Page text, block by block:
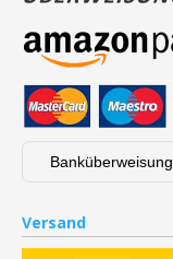
Banküberweisung
Versand